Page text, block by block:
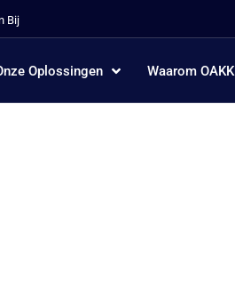
Bij
Oplossingen Waarom OAKK